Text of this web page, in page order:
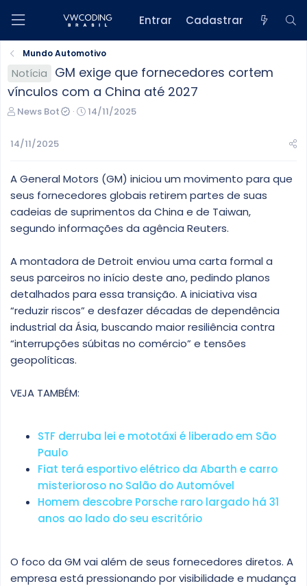
Entrar Cadastrar
Mundo Automotivo
Notícia
GM exige que fornecedores cortem
vínculos com a China até 2027
C
i
a
o
r
d
t
p
i
c
News Bot
D
e
i
n
c
o
14/11/2025
14/11/2025
A General Motors (GM) iniciou um movimento para que
seus fornecedores globais retirem partes de suas
cadeias de suprimentos da China e de Taiwan,
segundo informações da agência Reuters.
A montadora de Detroit enviou uma carta formal a
seus parceiros no início deste ano, pedindo planos
detalhados para essa transição. A iniciativa visa
“reduzir riscos” e desfazer décadas de dependência
industrial da Ásia, buscando maior resiliência contra
“interrupções súbitas no comércio” e tensões
geopolíticas.
VEJA TAMBÉM:
STF derruba lei e mototáxi é liberado em São
Paulo
Fiat terá esportivo elétrico da Abarth e carro
misterioroso no Salão do Automóvel
Homem descobre Porsche raro largado há 31
anos ao lado do seu escritório
O foco da GM vai além de seus fornecedores diretos. A
empresa está pressionando por visibilidade e mudança